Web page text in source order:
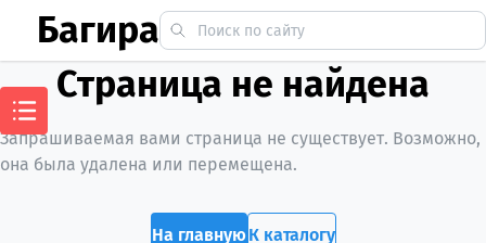
Багира
Страница не найдена
Запрашиваемая вами страница не существует. Возможно,
она была удалена или перемещена.
На главнуюК каталогу